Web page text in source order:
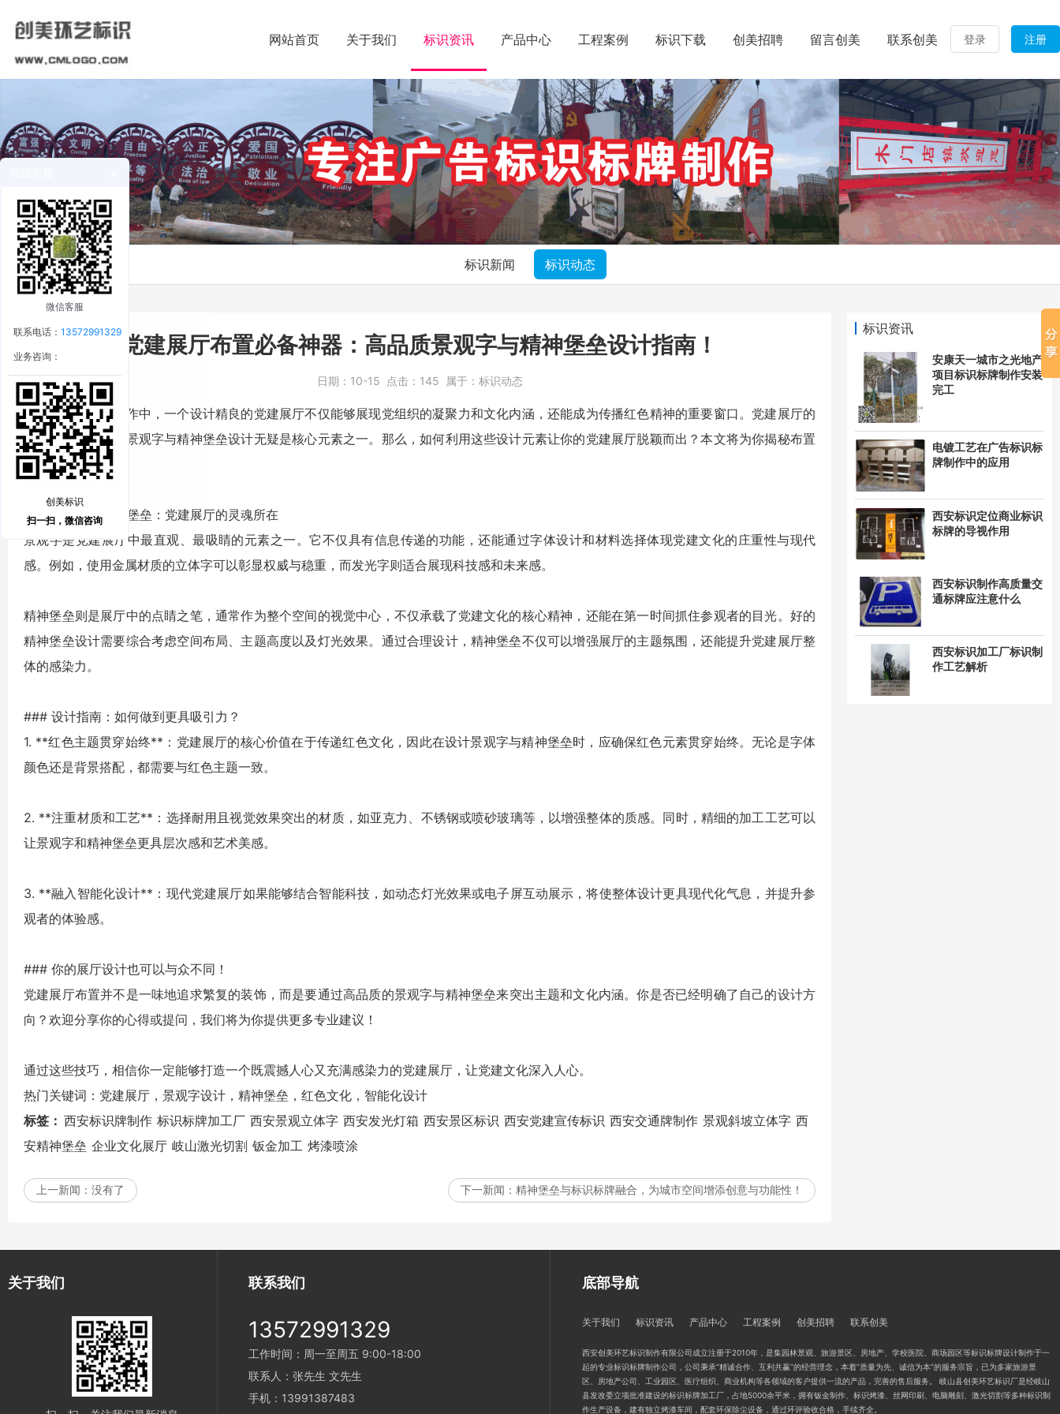
登录 注册
网站首页 关于我们 标识资讯 产品中心 工程案例 标识下载 创美招聘 留言创美 联系创美
标识新闻 标识动态
标识资讯
安康天一城市之光地产
项目标识标牌制作安装
完工
电镀工艺在广告标识标
牌制作中的应用
西安标识定位商业标识
标牌的导视作用
西安标识制作高质量交
通标牌应注意什么
西安标识加工厂标识制
作工艺解析
党建展厅布置必备神器：高品质景观字与精神堡垒设计指南！
日期： 10-15 点击： 145 属于： 标识动态
在新时代的党建工作中，一个设计精良的党建展厅不仅能够展现党组织的凝聚力和文化内涵，还能成为传播红色精神的重要窗口。党建展厅的
布置中，高品质的
景观字与精神堡垒设计无疑是核心元素之一。那么，如何利用这些设计元素让你的党建展厅脱颖而出？本文将为你揭秘布置
的关键诀窍。
###景观字与精神堡垒 ：党建展厅的灵魂所在
景观字是党建展厅中最直观、最吸睛的元素之一。它不仅具有信息传递的功能，还能通过字体设计和材料选择体现党建文化的庄重性与现代
感。例如，使用金属材质的立体字可以彰显权威与稳重，而发光字则适合展现科技感和未来感。
精神堡垒则是展厅中的点睛之笔，通常作为整个空间的视觉中心，不仅承载了党建文化的核心精神，还能在第一时间抓住参观者的目光。好的
精神堡垒设计需要综合考虑空间布局、主题高度以及灯光效果。通过合理设计， 精神堡垒不仅可以增强展厅的主题氛围，还能提升党建展厅整
体的感染力。
### 设计指南：如何做到更具吸引力？
1. **红色主题贯穿始终**：党建展厅的核心价值在于传递红色文化，因此在设计景观字与精神堡垒时，应确保红色元素贯穿始终。无论是字体
颜色还是背景搭配，都需要与红色主题一致。
2. **注重材质和工艺**：选择耐用且视觉效果突出的材质，如亚克力、不锈钢或喷砂玻璃等，以增强整体的质感。同时，精细的加工工艺可以
让景观字和精神堡垒更具层次感和艺术美感。
3. **融入智能化设计**：现代党建展厅如果能够结合智能科技，如动态灯光效果或电子屏互动展示，将使整体设计更具现代化气息，并提升参
观者的体验感。
### 你的展厅设计也可以与众不同！
党建展厅布置并不是一味地追求繁复的装饰，而是要通过高品质的景观字与精神堡垒来突出主题和文化内涵。你是否已经明确了自己的设计方
向？欢迎分享你的心得或提问，我们将为你提供更多专业建议！
通过这些技巧，相信你一定能够打造一个既震撼人心又充满感染力的党建展厅，让党建文化深入人心。
热门关键词：党建展厅， 景观字设计， 精神堡垒 ，红色文化，智能化设计
标签： 西安标识牌制作 标识标牌加工厂 西安景观立体字 西安发光灯箱 西安景区标识 西安党建宣传标识 西安交通牌制作 景观斜坡立体字 西
安精神堡垒 企业文化展厅 岐山激光切割 钣金加工 烤漆喷涂
上一新闻： 没有了 下一新闻： 精神堡垒与标识标牌融合，为城市空间增添创意与功能性！
关于我们 联系我们
13572991329
工作时间：周一至周五 9:00-18:00
联系人：张先生 文先生
手机：13991387483
底部导航
关于我们 标识资讯 产品中心 工程案例 创美招聘 联系创美
西安创美环艺标识制作有限公司成立注册于2010年，是集园林景观、旅游景区、房地产、学校医院、商场园区等标识标牌设计制作于一
起的专业标识标牌制作公司，公司秉承“精诚合作、互利共赢”的经营理念，本着“质量为先、诚信为本”的服务宗旨，已为多家旅游景
区、房地产公司、工业园区、医疗组织、商业机构等各领域的客户提供一流的产品，完善的售后服务。 岐山县创美环艺标识厂是经岐山
县发改委立项批准建设的标识标牌加工厂，占地5000余平米，拥有钣金制作、标识烤漆、丝网印刷、电脑雕刻、激光切割等多种标识制
作生产设备，建有独立烤漆车间，配套环保除尘设备，通过环评验收合格，手续齐全。
微信客服
联系电话：13572991329
业务咨询：
创美标识
扫一扫，微信咨询